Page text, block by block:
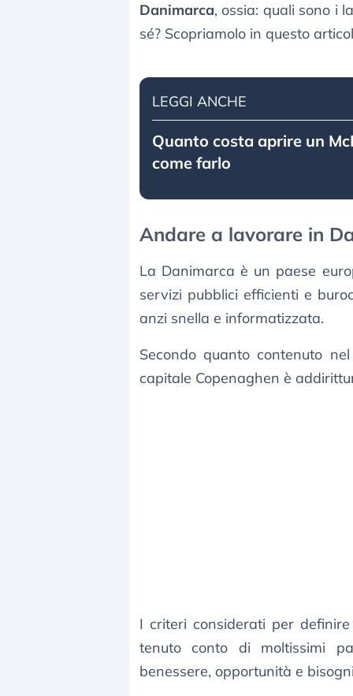
Danimarca, ossia: quali sono i
sé? Scopriamolo in questo
LEGGI ANCHE
Quanto costa aprire un
come farlo
Andare a lavorare in
La Danimarca è un paese
servizi pubblici efficienti e
anzi snella e informatizzata.
Secondo quanto contenuto nel
capitale Copenaghen è
I criteri considerati per
tenuto conto di moltissimi
benessere, opportunità e